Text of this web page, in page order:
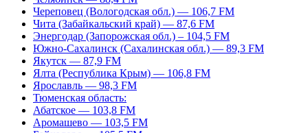
Череповец (Вологодская обл.) — 106,7 FM
Чита (Забайкальский край) — 87,6 FM
Энергодар (Запорожская обл.) – 104,5 FM
Южно-Сахалинск (Сахалинская обл.) — 89,3 FM
Якутск — 87,9 FM
Ялта (Республика Крым) — 106,8 FM
Ярославль — 98,3 FM
Тюменская область:
Абатское — 103,8 FM
Аромашево — 103,5 FM